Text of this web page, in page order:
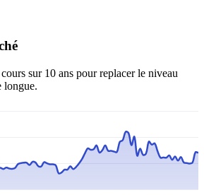
sur 10 ans pour replacer le niveau
longue.